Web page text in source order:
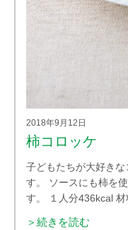
2018年9月12日
柿コロッケ
子どもたちが大好き
す。 ソースにも柿を
す。 １人分436kcal 材
＞続きを読む